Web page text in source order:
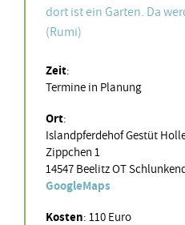
dort ist ein Garten. Da
(Rumi)
Zeit:
Termine in Planung
Ort:
Islandpferdehof Gestüt
Zippchen 1
14547 Beelitz OT
GoogleMaps
Kosten: 110 Euro